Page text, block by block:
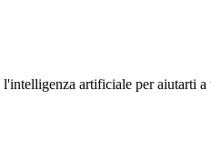
artificiale per aiutarti